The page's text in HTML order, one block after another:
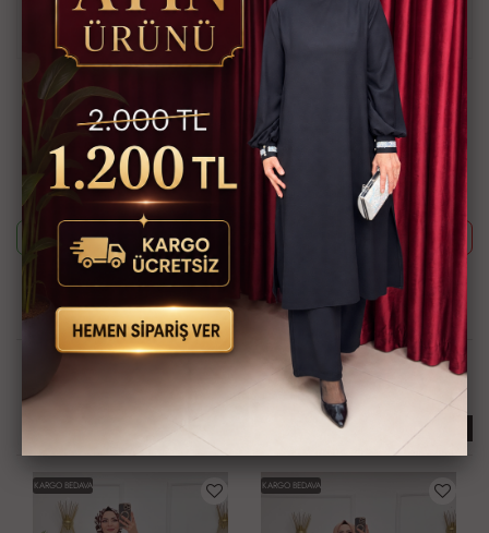
Müşteri Yorumları
Teslimat Bilgileri
Ürün Kodu
MDM1015-100
Bu ürünün siparişini sizin yerinize Müşteri Hizmetleri veya WhatsApp
ekibimizin oluşturmasını isterseniz yukarıda yazan Ürün Kodu'nu
aşağıdaki butonlara tıkladıktan sonra ekibimizle görüştüğünüzde
paylaşabilirsiniz.
Whatsapp ile Sipariş
Telefon ile Sipariş
Güvenli Alışveriş İmkanı
Hızlı Kargo İmkanı
Kredi Kartına Taksit
Kapıda Ödeme İmkanı
İlginizi Çekebilir
KARGO BEDAVA KARGO BEDAVA